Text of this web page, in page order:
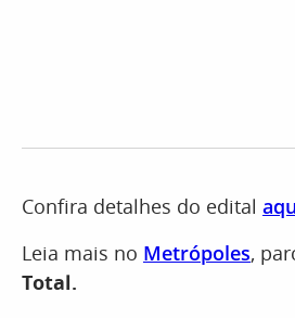
Confira detalhes do edital
Leia mais no Metrópoles,
Total.